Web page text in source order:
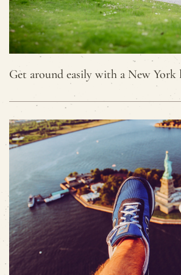
Get around easily with a New York